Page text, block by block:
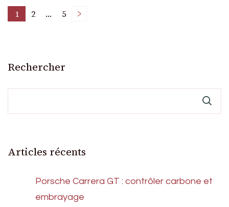
Pagination
publications
Page
1 Page
2 … Page
5
Rechercher
Articles récents
Porsche Carrera GT : contrôler carbone et
embrayage